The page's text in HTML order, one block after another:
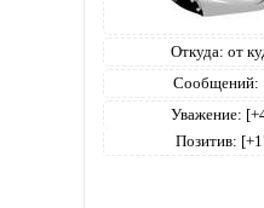
Откуда: от
Сообщений:
Уважение:
Позитив: